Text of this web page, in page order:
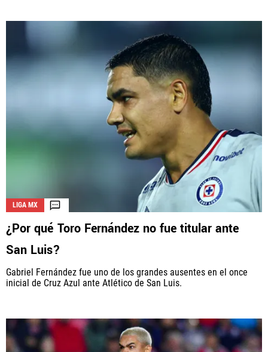
Términos y Condiciones
Políticas de Privacidad
Política Editorial
Ad Choices
Vamos Azul, al igual que Futbol Sites, es una
compañía perteneciente a Better Collective. Todos
los derechos reservados.
La aceptación de una de las ofertas presentadas en esta página
puede dar lugar a un pago a
cómo y dónde aparecen los operadores de juego en la página y en el
orden en que aparecen, pero no influye en nuestras evaluaciones.
LIGA MX
¿Por qué Toro Fernández no fue titular ante
San Luis?
Gabriel Fernández fue uno de los grandes ausentes en el once
inicial de Cruz Azul ante Atlético de San Luis.